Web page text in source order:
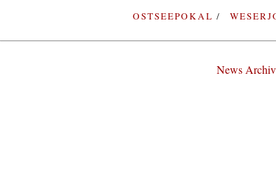
OSTSEEPOKAL
News